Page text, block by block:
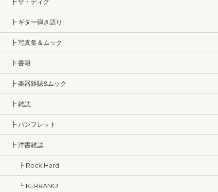
┣ ギター弾き語り
┣ 写真集＆ムック
┣ 書籍
┣ 楽器雑誌&ムック
┣ 雑誌
┣ パンフレット
┣ 洋書雑誌
┣ Rock Hard
┗ KERRANG!